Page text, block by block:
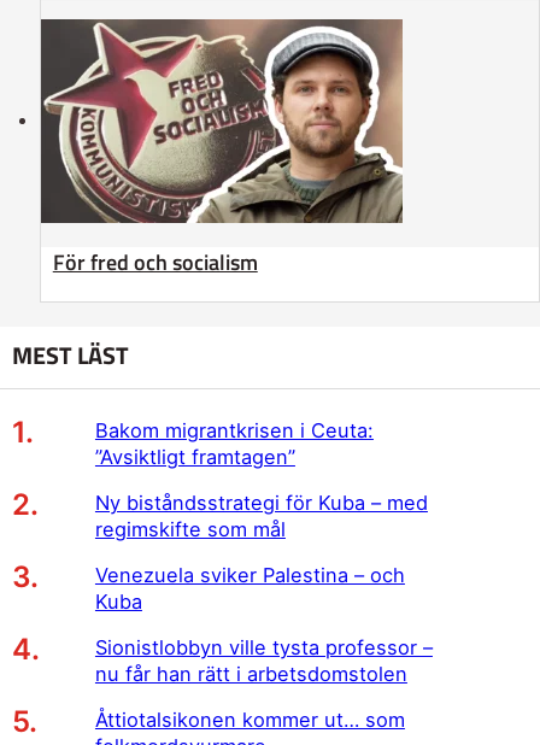
För fred och socialism
MEST LÄST
Bakom migrantkrisen i Ceuta:
”Avsiktligt framtagen”
Ny biståndsstrategi för Kuba – med
regimskifte som mål
Venezuela sviker Palestina – och
Kuba
Sionistlobbyn ville tysta professor –
nu får han rätt i arbetsdomstolen
Åttiotalsikonen kommer ut… som